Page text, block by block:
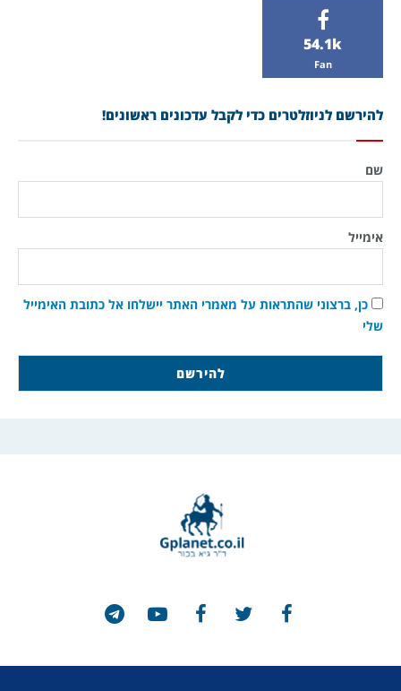
54.1k
Fan
להירשם לניוזלטרים כדי לקבל עדכונים ראשונים!
שם
אימייל
כן, ברצוני שהתראות על מאמרי האתר יישלחו אל כתובת האימייל
שלי